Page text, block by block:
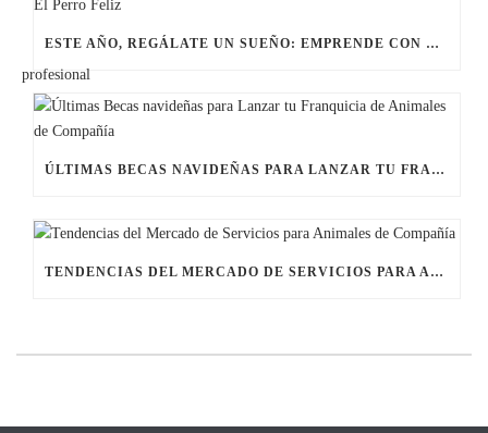
ESTE AÑO, REGÁLATE UN SUEÑO: EMPRENDE CON UNA FRANQUICIA DE EL PERRO FELIZ
ÚLTIMAS BECAS NAVIDEÑAS PARA LANZAR TU FRANQUICIA DE ANIMALES DE COMPAÑÍA
TENDENCIAS DEL MERCADO DE SERVICIOS PARA ANIMALES DE COMPAÑÍA